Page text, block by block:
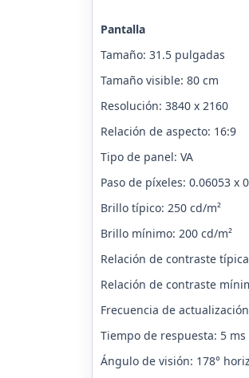
Pantalla
Tamaño: 31.5 pulgadas
Tamaño visible: 80 cm
Resolución: 3840 x 2160
Relación de aspecto: 16:9
Tipo de panel: VA
Paso de píxeles: 0.06053 x
Brillo típico: 250 cd/m²
Brillo mínimo: 200 cd/m²
Relación de contraste
Relación de contraste
Frecuencia de
Tiempo de respuesta: 5 ms
Ángulo de visión: 178°